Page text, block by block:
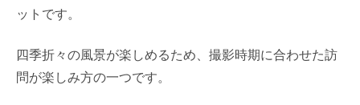
ットです。
四季折々の風景が楽しめるため、撮影時期に合わせた訪
問が楽しみ方の一つです。